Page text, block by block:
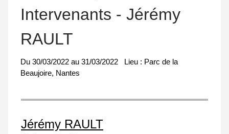
Intervenants - Jérémy
RAULT
Du 30/03/2022 au 31/03/2022 Lieu : Parc de la
Beaujoire, Nantes
Jérémy RAULT